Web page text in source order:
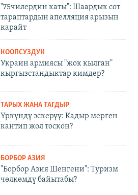
"75чилердин каты": Шаардык сот
тараптардын апелляция арызын
карайт
КООПСУЗДУК
Украин армиясы "жок кылган"
кыргызстандыктар кимдер?
ТАРЫХ ЖАНА ТАГДЫР
Үркүндү эскерүү: Кадыр мерген
кантип жол тоскон?
БОРБОР АЗИЯ
"Борбор Азия Шенгени": Туризм
чөлкөмдү байытабы?